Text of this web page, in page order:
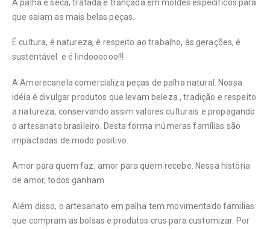
A palha é seca, tratada e trançada em moldes específicos para
que saiam as mais belas peças.
É cultura, é natureza, é respeito ao trabalho, às gerações, é
sustentável e é lindoooooo!!!
A Amorecanela comercializa peças de palha natural. Nossa
idéia é divulgar produtos que levam beleza , tradição e respeito
a natureza, conservando assim valores culturais e propagando
o artesanato brasileiro. Desta forma inúmeras famílias são
impactadas de modo positivo.
Amor para quem faz, amor para quem recebe. Nessa história
de amor, todos ganham.
Além disso, o artesanato em palha tem movimentado familias
que compram as bolsas e produtos crus para customizar. Por